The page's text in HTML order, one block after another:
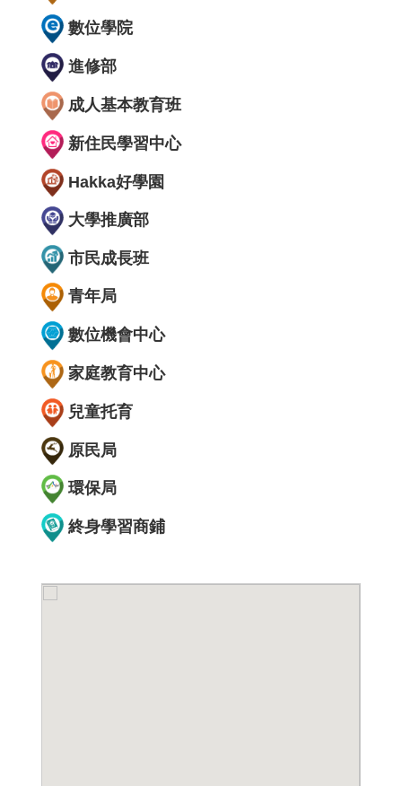
數位學院
進修部
成人基本教育班
新住民學習中心
Hakka好學園
大學推廣部
市民成長班
青年局
數位機會中心
家庭教育中心
兒童托育
原民局
環保局
終身學習商鋪